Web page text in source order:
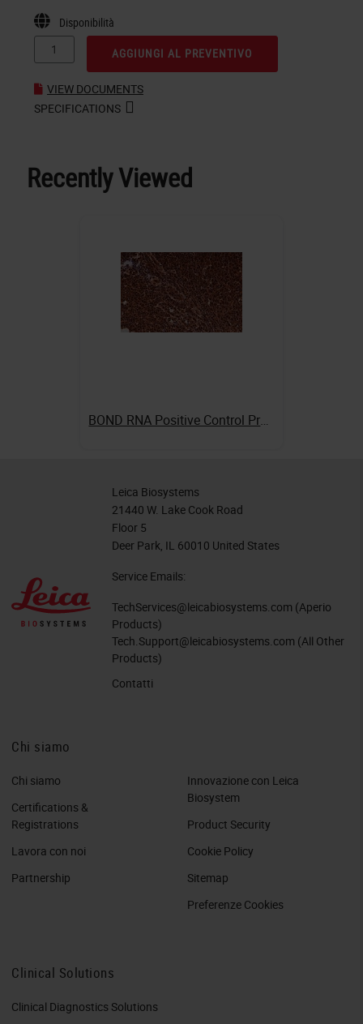
Disponibilità
AGGIUNGI AL PREVENTIVO
VIEW DOCUMENTS
SPECIFICATIONS
Recently Viewed
BOND RNA Positive Control Probe
Leica Biosystems
21440 W. Lake Cook Road
Floor 5
Deer Park, IL 60010 United States
Service Emails:
TechServices@leicabiosystems.com (Aperio
Products)
Tech.Support@leicabiosystems.com (All Other
Products)
Contatti
Chi siamo
Chi siamo
Certifications &
Registrations
Lavora con noi
Partnership
Innovazione con Leica
Biosystem
Product Security
Cookie Policy
Sitemap
Preferenze Cookies
Clinical Solutions
Clinical Diagnostics Solutions